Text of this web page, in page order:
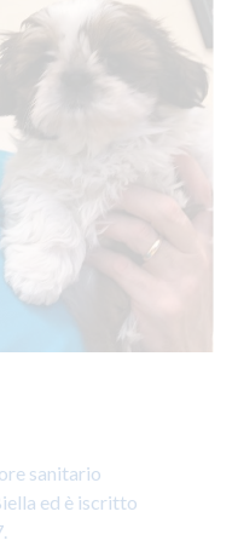
sanitario
ed è iscritto